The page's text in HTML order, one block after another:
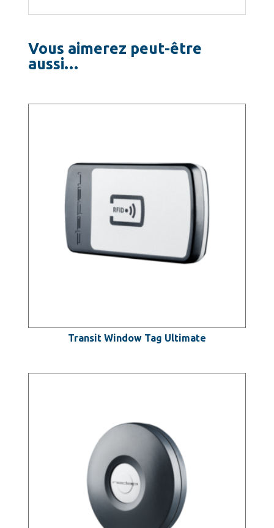
Vous aimerez peut-être
aussi…
Transit Window Tag Ultimate